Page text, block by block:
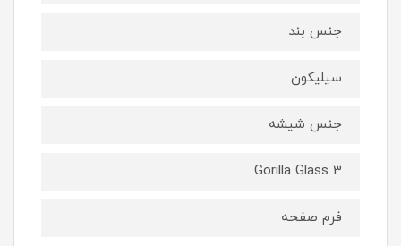
جنس بند
سیلیکون
جنس شیشه
Gorilla Glass 3
فرم صفحه